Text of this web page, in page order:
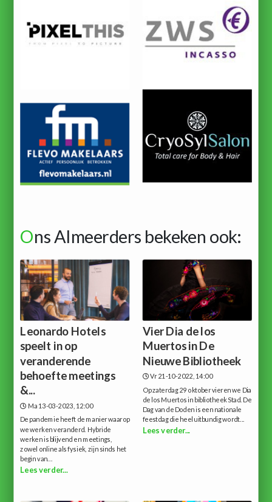
Ons Almeerders bekeken ook:
Leonardo Hotels
speelt in op
veranderende
behoefte meetings
&...
Ma 13-03-2023, 12:00
De pandemie heeft de manier waarop
we werken veranderd. Hybride
werken is blijvend en meetings,
zowel online als fysiek, zijn sinds het
begin van...
Lees verder...
Vier Dia de los
Muertos in De
Nieuwe Bibliotheek
Vr 21-10-2022, 14:00
Op zaterdag 29 oktober vieren we Dia
de los Muertos in bibliotheek Stad. De
Dag van de Doden is een nationale
feestdag die heel uitbundig wordt...
Lees verder...